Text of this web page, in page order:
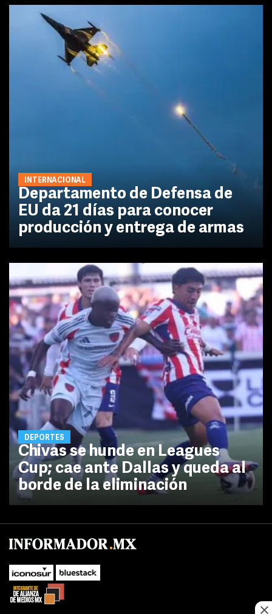
INTERNACIONAL
Departamento de Defensa de
EU da 21 días para conocer
producción y entrega de armas
DEPORTES
Chivas se hunde en Leagues
Cup; cae ante Dallas y queda al
borde de la eliminación